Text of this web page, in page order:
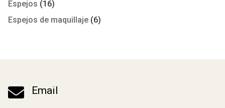
Espejos (16)
Espejos de maquillaje (6)
 Email